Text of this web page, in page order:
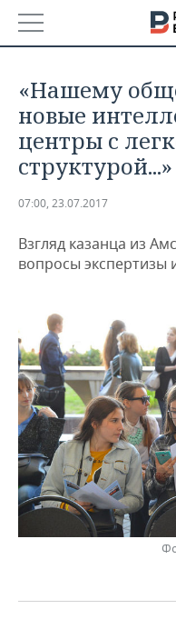
БАШКОРТОСТАН
ТАТАРСТАН
НОВОСТИ
АНАЛИТИКА
КОРОЛИ
ВУЗЫ ТАТАРСТАНА
КОМУ
ТОРГОВЫЕ ЦЕНТРЫ
ТАТАРСТАНА
ФИНАНСЫ
БАНКИ
БЮДЖЕТ
ИНВЕСТИЦИИ
НОВОСТИ
АГРОПРОМ
МАШИНОСТРОЕНИЕ
НЕФТЕХИМИЯ
НЕФТЬ
ОПК
ЭНЕРГЕТИКА
НЕДВИЖИМОСТЬ
НОВОСТИ
АВТО
НОВОСТИ АВТО
БИЗНЕС
НОВОСТИ БИЗНЕСА
РОЗНИЧНАЯ
ТРАНСПОРТ
ТЕХНОЛОГИИ
НОВОСТИ
IT
МЕРОПРИЯТИЯ
НОВОСТИ
ВЫЕЗДНАЯ РЕДАКЦИЯ
СПОРТ
НОВОСТИ СПОРТА
ОБЩЕСТВО
«Нашему
новые
центры с
структурой...»
07:00, 23.07.2017
Взгляд казанца из
вопросы